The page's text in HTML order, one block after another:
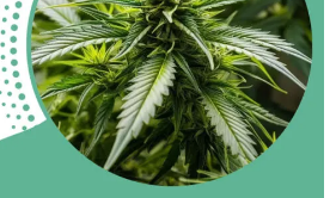
przy Ministerstwie
prawem, komisja jest
nad firmami
marihuanę.
poseł rządzącej partii VMRO-